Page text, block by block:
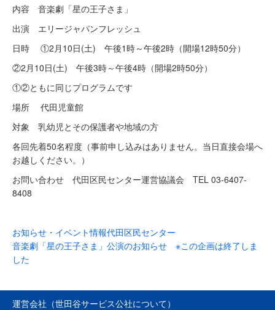
内容 音楽劇「星の王子さま」
出演 エリージャパンフレッシュ
日時 ①2月10日(土) 午後1時～午後2時（開場12時50分）
②2月10日(土) 午後3時～午後4時（開場2時50分）
①②ともに同じプログラムです
場所 代田児童館
対象 乳幼児とその保護者や地域の方
各回先着50名程度（事前申し込みはありません。当日直接会場へ
お越しください。）
お問い合わせ 代田区民センター運営協議会 TEL 03-6407-
8408
お知らせ・イベント情報代田区民センター
音楽劇「星の王子さま」公演のお知らせ ※この企画は終了しま
した
運営会社（世田谷サービス公社について）